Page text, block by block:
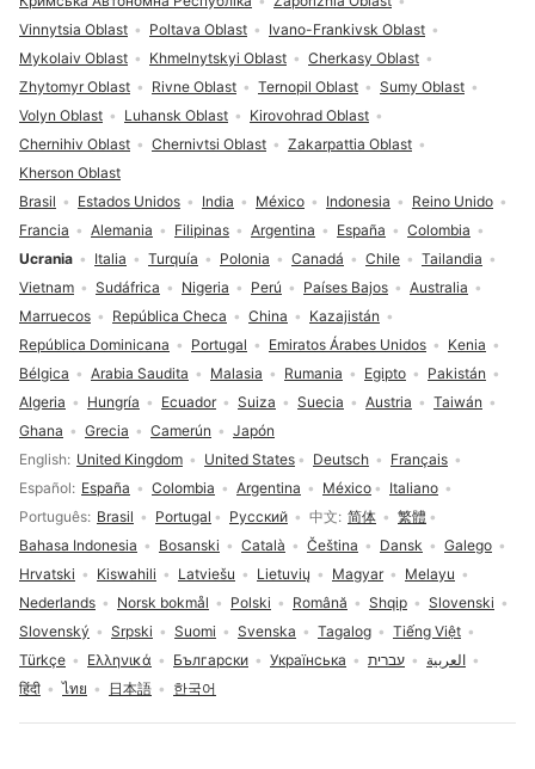
Selección de idioma
English United Kingdom United States Deutsch
Français
Español
España Colombia Argentina México
Italiano
Português Brasil Portugal Русский 中文 简体
繁體
Bahasa Indonesia
Bosanski Català Čeština Dansk
Galego
Hrvatski
Kiswahili Latviešu Lietuvių Magyar
Melayu
Nederlands
Norsk bokmål Polski Română Shqip
Slovenski
Slovenský
Srpski Suomi Svenska Tagalog
Tiếng Việt
Türkçe
Ελληνικά Български Українська עברית
العربية
हिंदी
ไทย 日本語 한국어
Brasil Estados Unidos India México Indonesia
Reino Unido
Francia
Alemania Filipinas Argentina España
Colombia
Ucrania
Italia Turquía Polonia Canadá Chile
Tailandia
Vietnam
Sudáfrica Nigeria Perú Países Bajos
Australia
Marruecos
República Checa China
Kazajistán
República Dominicana
Portugal Emiratos Árabes Unidos
Kenia
Bélgica
Arabia Saudita Malasia Rumania Egipto
Pakistán
Algeria
Hungría Ecuador Suiza Suecia Austria
Taiwán
Ghana
Grecia Camerún Japón
Vinnytsia Oblast
Poltava Oblast
Ivano-Frankivsk Oblast
Mykolaiv Oblast
Khmelnytskyi Oblast
Cherkasy Oblast
Zhytomyr Oblast
Rivne Oblast Ternopil Oblast
Sumy Oblast
Volyn Oblast
Luhansk Oblast
Kirovohrad Oblast
Chernihiv Oblast
Chernivtsi Oblast
Zakarpattia Oblast
Kherson Oblast